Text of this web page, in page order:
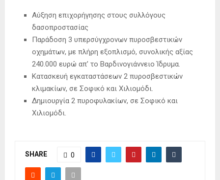
Αύξηση επιχορήγησης στους συλλόγους
δασοπροστασίας
Παράδοση 3 υπερσύγχρονων πυροσβεστικών
οχημάτων, με πλήρη εξοπλισμό, συνολικής αξίας
240.000 ευρώ απ’ το Βαρδινογιάννειο Ίδρυμα.
Κατασκευή εγκαταστάσεων 2 πυροσβεστικών
κλιμακίων, σε Σοφικό και Χιλιομόδι.
Δημιουργία 2 πυροφυλακίων, σε Σοφικό και
Χιλιομόδι.
SHARE 0